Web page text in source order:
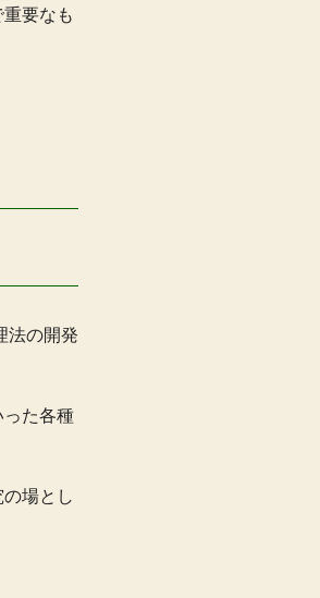
要なも
法の開発
た各種
場とし